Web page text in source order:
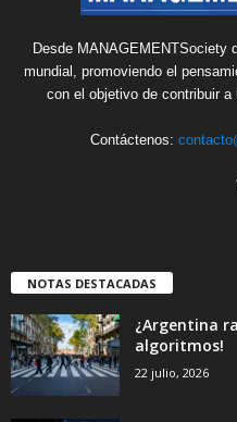
Desde MANAGEMENTSociety
mundial, promoviendo el
con el objetivo de contribuir a
Contáctenos:
NOTAS DESTACADAS
¿Argentina
algoritmos!
22 julio, 2026